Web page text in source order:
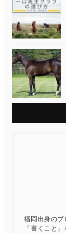
福岡出身のブ
「書くこと